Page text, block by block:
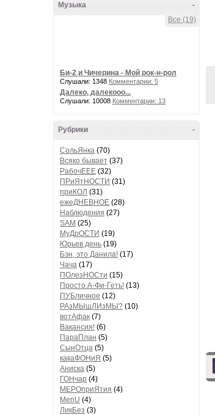
-
Музыка
Все (19)
Би-2 и Чичерина - Мой рок-н-рол
Слушали: 1348 Комментарии: 5
Далеко, далекооо...
Слушали: 10008 Комментарии: 13
-
Рубрики
СольЯнка (70)
Всяко бывает (37)
РабочЕЕЕ (32)
ПРиЯтНОСТИ (31)
приКОЛ (31)
ежеДНЕВНОЕ (28)
Наблюдения (27)
SAM (25)
МуДрОСТИ (19)
Юрьев день (19)
Бэн, это Данила! (17)
Чача (17)
ПОлезНОСти (15)
Просто А-Фи-Геть! (13)
ПУБличное (12)
РАзМЫшЛИзМЫ? (10)
вотАфак (7)
Вакансия! (6)
ПараПлан (5)
СынОтца (5)
какаФОНиЯ (5)
Аниска (5)
ГОНчар (4)
МЕРОприЯтия (4)
MenU (4)
ЛикБез (3)